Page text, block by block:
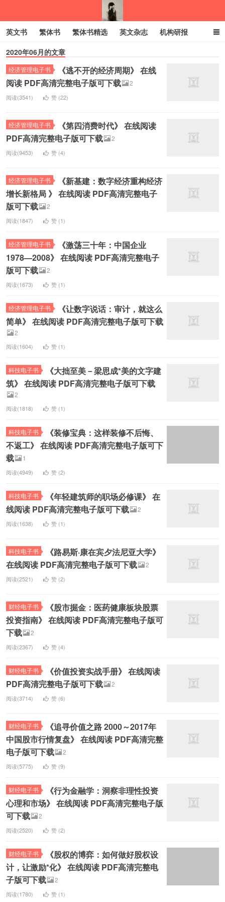
我的生活分享
英文书 繁体书 繁体书精选 英文杂志 机构研报
小语种 绝版书
2020年06月的文章
经济管理电子书
《逃不开的经济周期》 在线
阅读 PDF高清完整电子版可下载
2
阅读(3541) 赞 (22)
经济管理电子书
《第四消费时代》 在线阅读
PDF高清完整电子版可下载
2
阅读(9453) 赞 (4)
经济管理电子书
《新基建：数字经济重构经济
增长新格局 》 在线阅读 PDF高清完整电子
版可下载
2
阅读(1847) 赞 (1)
经济管理电子书
《激荡三十年：中国企业
1978—2008》 在线阅读 PDF高清完整电子
版可下载
2
阅读(1673) 赞 (1)
经济管理电子书
《让数字说话：审计，就这么
简单》 在线阅读 PDF高清完整电子版可下载
2
阅读(1604) 赞 (1)
科技电子书
《大拙至美－梁思成*美的文字建
筑》 在线阅读 PDF高清完整电子版可下载
2
阅读(1818) 赞 (1)
科技电子书
《装修宝典：这样装修不后悔、
不返工》 在线阅读 PDF高清完整电子版可下
载
1
阅读(4949) 赞 (2)
科技电子书
《年轻建筑师的职场必修课》 在
线阅读 PDF高清完整电子版可下载
2
阅读(1638) 赞 (1)
科技电子书
《路易斯·康在宾夕法尼亚大学》
在线阅读 PDF高清完整电子版可下载
2
阅读(2521) 赞 (2)
财经电子书
《股市掘金：医药健康板块股票
投资指南》 在线阅读 PDF高清完整电子版可
下载
2
阅读(2367) 赞 (4)
财经电子书
《价值投资实战手册》 在线阅读
PDF高清完整电子版可下载
2
阅读(3714) 赞 (6)
财经电子书
《追寻价值之路 2000～2017年
中国股市行情复盘》 在线阅读 PDF高清完整
电子版可下载
2
阅读(5775) 赞 (9)
财经电子书
《行为金融学：洞察非理性投资
心理和市场》 在线阅读 PDF高清完整电子版
可下载
2
阅读(2520) 赞 (2)
财经电子书
《股权的博弈：如何做好股权设
计，让激励*化》 在线阅读 PDF高清完整电
子版可下载
2
阅读(1780) 赞 (1)